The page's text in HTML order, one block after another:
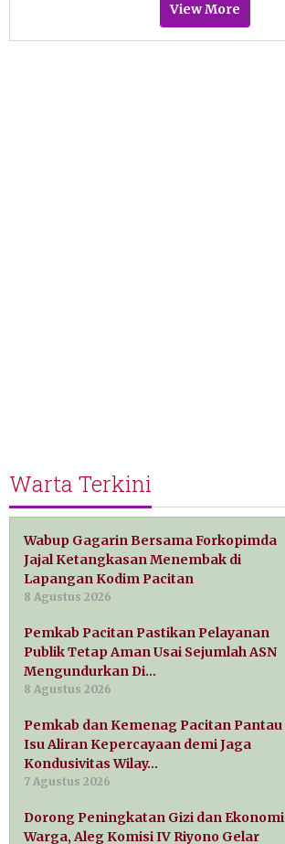
View More
Warta Terkini
Wabup Gagarin Bersama Forkopimda
Jajal Ketangkasan Menembak di
Lapangan Kodim Pacitan
8 Agustus 2026
Pemkab Pacitan Pastikan Pelayanan
Publik Tetap Aman Usai Sejumlah ASN
Mengundurkan Di…
8 Agustus 2026
Pemkab dan Kemenag Pacitan Pantau
Isu Aliran Kepercayaan demi Jaga
Kondusivitas Wilay…
7 Agustus 2026
Dorong Peningkatan Gizi dan Ekonomi
Warga, Aleg Komisi IV Riyono Gelar